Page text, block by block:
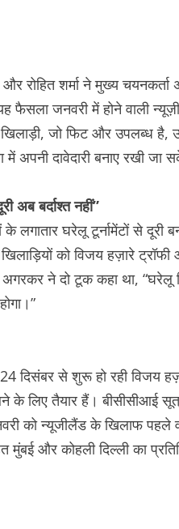
और रोहित शर्मा ने मुख्य
फैसला जनवरी में होने वाली
जो फिट और उपलब्ध
अपनी दावेदारी बनाए रखी जा
अब बर्दाश्त नहीं”
लगातार घरेलू टूर्नामेंटों से दूरी
को विजय हज़ारे ट्रॉफी
ने दो टूक कहा था,
24 दिसंबर से शुरू हो रही विजय
लिए तैयार हैं। बीसीसीआई
को न्यूजीलैंड के खिलाफ पहले
और कोहली दिल्ली का